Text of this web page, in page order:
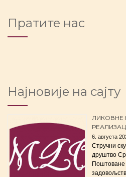
Пратите нас
Најновије на сајту
ЛИКОВНЕ
6. августа
Стручни
друштво
Поштоване